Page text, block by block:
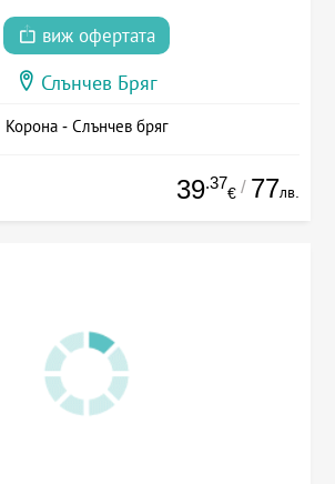
виж офертата
Слънчев Бряг
Корона - Слънчев бряг
39.37
€ / 77лв.